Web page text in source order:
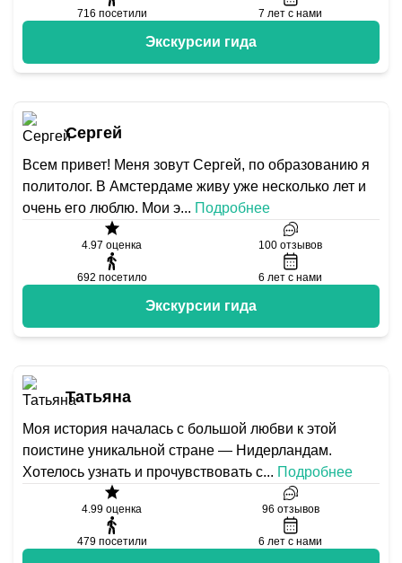
716 посетили 7 лет с нами
Экскурсии гида
Сергей
Всем привет! Меня зовут Сергей, по образованию я
политолог. В Амстердаме живу уже несколько лет и
очень его люблю. Мои э... Подробнее
4.97 оценка 100 отзывов
692 посетило 6 лет с нами
Экскурсии гида
Татьяна
Моя история началась с большой любви к этой
поистине уникальной стране — Нидерландам.
Хотелось узнать и прочувствовать с... Подробнее
4.99 оценка 96 отзывов
479 посетили 6 лет с нами